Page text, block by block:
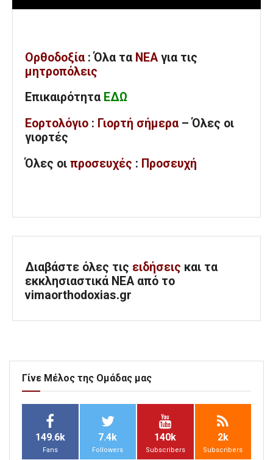
Ορθοδοξία : Όλα τα ΝΕΑ για τις
μητροπόλεις
Επικαιρότητα ΕΔΩ
Εορτολόγιο : Γιορτή σήμερα – Όλες οι
γιορτές
Όλες οι προσευχές : Προσευχή
Διαβάστε όλες τις ειδήσεις και τα
εκκλησιαστικά ΝΕΑ από το
vimaorthodoxias.gr
Γίνε Μέλος της Ομάδας μας
149.6k
Fans
7.4k
Followers
140k
Subscribers
2k
Subscribers